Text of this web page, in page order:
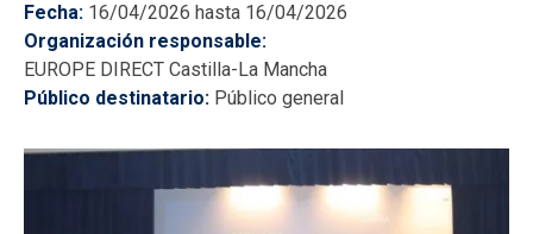
Fecha 16/04/2026 hasta 16/04/2026
Organización responsable
EUROPE DIRECT Castilla-La Mancha
Público destinatario
Público general